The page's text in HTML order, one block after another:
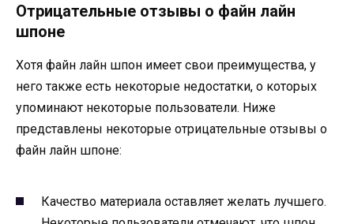
Отрицательные отзывы о файн лайн
шпоне
Хотя файн лайн шпон имеет свои преимущества, у
него также есть некоторые недостатки, о которых
упоминают некоторые пользователи. Ниже
представлены некоторые отрицательные отзывы о
файн лайн шпоне:
Качество материала оставляет желать лучшего.